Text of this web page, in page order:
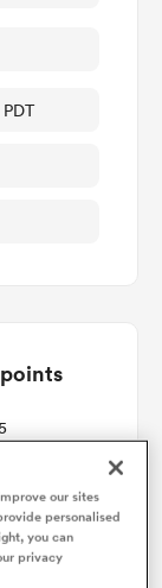
our sites
personalised
you can
privacy